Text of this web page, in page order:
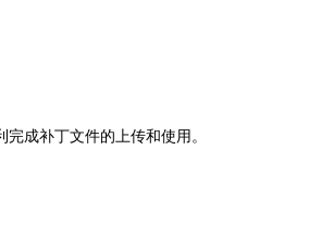
成补丁文件的上传和使用。